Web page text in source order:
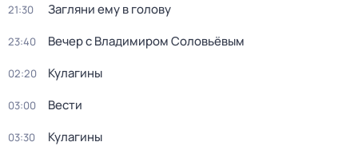
21:30 Загляни ему в голову
23:40 Вечер с Владимиром Соловьёвым
02:20 Кулагины
03:00 Вести
03:30 Кулагины